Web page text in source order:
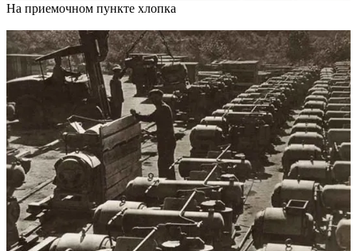
На приемочном пункте хлопка